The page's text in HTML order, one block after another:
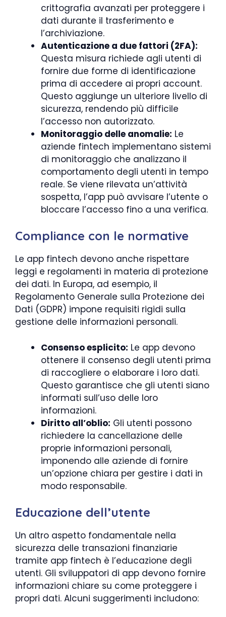
crittografia avanzati per proteggere i
dati durante il trasferimento e
l’archiviazione.
Autenticazione a due fattori (2FA):
Questa misura richiede agli utenti di
fornire due forme di identificazione
prima di accedere ai propri account.
Questo aggiunge un ulteriore livello di
sicurezza, rendendo più difficile
l’accesso non autorizzato.
Monitoraggio delle anomalie: Le
aziende fintech implementano sistemi
di monitoraggio che analizzano il
comportamento degli utenti in tempo
reale. Se viene rilevata un’attività
sospetta, l’app può avvisare l’utente o
bloccare l’accesso fino a una verifica.
Compliance con le normative
Le app fintech devono anche rispettare
leggi e regolamenti in materia di protezione
dei dati. In Europa, ad esempio, il
Regolamento Generale sulla Protezione dei
Dati (GDPR) impone requisiti rigidi sulla
gestione delle informazioni personali.
Consenso esplicito: Le app devono
ottenere il consenso degli utenti prima
di raccogliere o elaborare i loro dati.
Questo garantisce che gli utenti siano
informati sull’uso delle loro
informazioni.
Diritto all’oblio: Gli utenti possono
richiedere la cancellazione delle
proprie informazioni personali,
imponendo alle aziende di fornire
un’opzione chiara per gestire i dati in
modo responsabile.
Educazione dell’utente
Un altro aspetto fondamentale nella
sicurezza delle transazioni finanziarie
tramite app fintech è l’educazione degli
utenti. Gli sviluppatori di app devono fornire
informazioni chiare su come proteggere i
propri dati. Alcuni suggerimenti includono: